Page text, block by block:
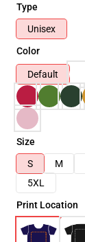
Type
Unisex
Color
Default
Size
S
M
5XL
Print Location